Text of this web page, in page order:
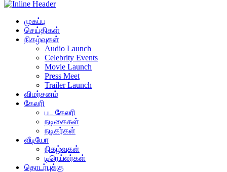
முகப்பு
செய்திகள்
நிகழ்வுகள்
Audio Launch
Celebrity Events
Movie Launch
Press Meet
Trailer Launch
விமர்சனம்
கேலரி
பட கேலரி
நடிகைகள்
நடிகர்கள்
வீடியோ
நிகழ்வுகள்
டிரெய்லர்கள்
தொடர்புக்கு